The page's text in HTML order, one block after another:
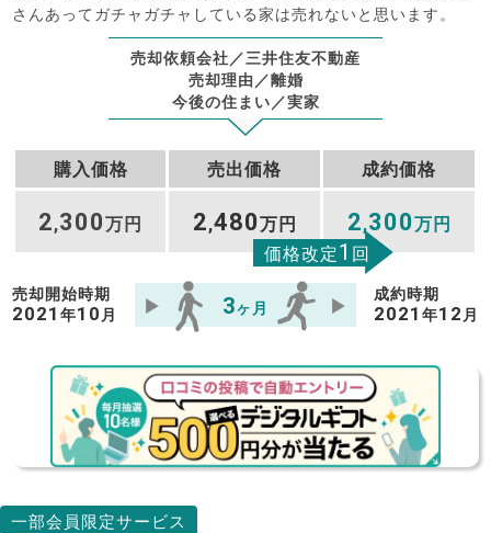
さんあってガチャガチャしている家は売れないと思います。
売却依頼会社／三井住友不動産
売却理由／離婚
今後の住まい／実家
購入価格 売出価格 成約価格
2,300万円 2,480万円 2,300万円
価格改定1 回
売却開始時期
2021年10 月 3ヶ月
成約時期
2021 年12 月
一部会員限定サービス